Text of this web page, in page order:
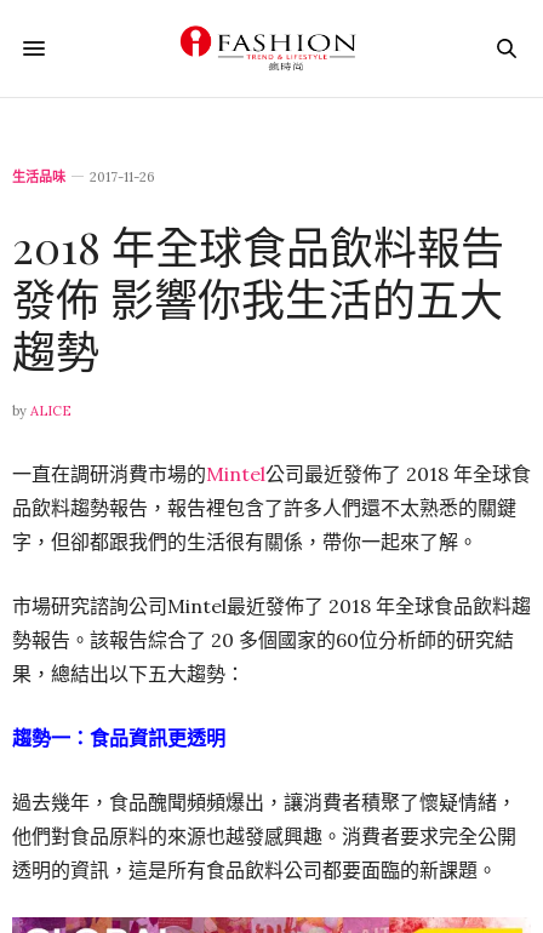
生活品味 2017-11-26
2018 年全球食品飲料報告
發佈 影響你我生活的五大
趨勢
by ALICE
一直在調研消費市場的Mintel公司最近發佈了 2018 年全球食
品飲料趨勢報告，報告裡包含了許多人們還不太熟悉的關鍵
字，但卻都跟我們的生活很有關係，帶你一起來了解。
市場研究諮詢公司Mintel最近發佈了 2018 年全球食品飲料趨
勢報告。該報告綜合了 20 多個國家的60位分析師的研究結
果，總結出以下五大趨勢：
趨勢一：食品資訊更透明
過去幾年，食品醜聞頻頻爆出，讓消費者積聚了懷疑情緒，
他們對食品原料的來源也越發感興趣。消費者要求完全公開
透明的資訊，這是所有食品飲料公司都要面臨的新課題。